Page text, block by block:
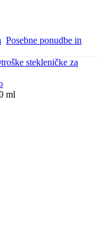
Posebne ponudbe in
stekleničke za